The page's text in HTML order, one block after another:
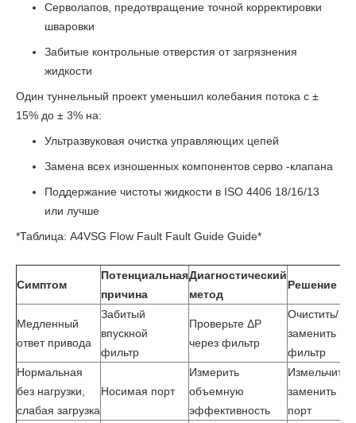
Серволапов, предотвращение точной корректировки
шваровки
Забитые контрольные отверстия от загрязнения
жидкости
Один туннельный проект уменьшил колебания потока с ±
15% до ± 3% на:
Ультразвуковая очистка управляющих цепей
Замена всех изношенных компонентов серво -клапана
Поддержание чистоты жидкости в ISO 4406 18/16/13
или лучше
*Таблица: A4VSG Flow Fault Fault Guide Guide*
Симптом
Потенциальная
причина
Диагностический
метод
Решение
Медленный
ответ привода
Забитый
впускной
фильтр
Проверьте ΔP
через фильтр
Очистить/
заменить
фильтр
Нормальная
без нагрузки,
слабая загрузка
Носимая порт
Измерить
объемную
эффективность
Измельчить/
заменить
порт